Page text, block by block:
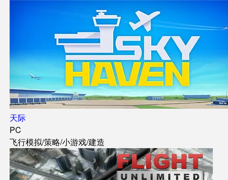
天际
PC
飞行模拟/策略/小游戏/建造